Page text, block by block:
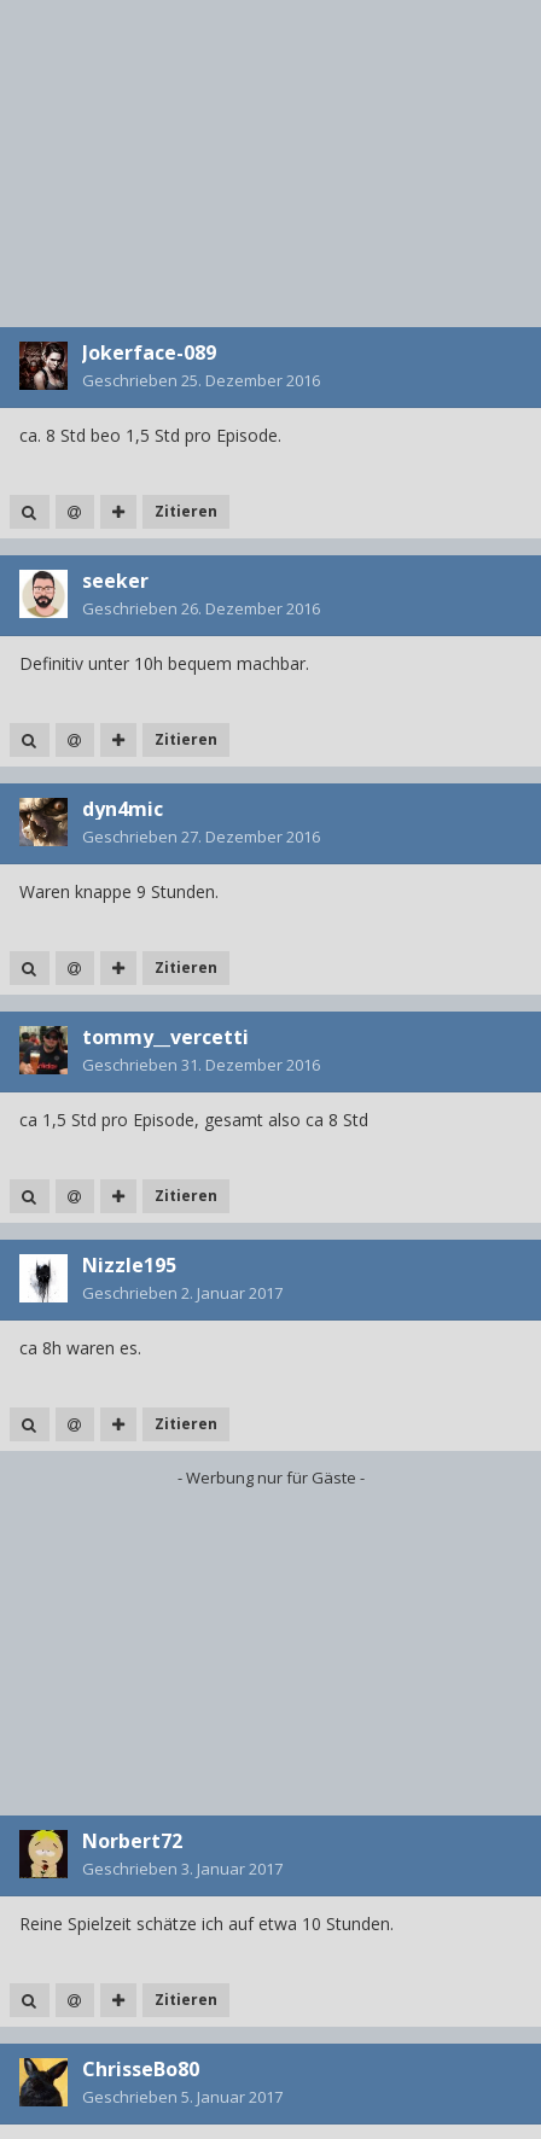
Jokerface-089
Geschrieben 25. Dezember 2016
ca. 8 Std beo 1,5 Std pro Episode.
Zitieren
seeker
Geschrieben 26. Dezember 2016
Definitiv unter 10h bequem machbar.
Zitieren
dyn4mic
Geschrieben 27. Dezember 2016
Waren knappe 9 Stunden.
Zitieren
tommy__vercetti
Geschrieben 31. Dezember 2016
ca 1,5 Std pro Episode, gesamt also ca 8 Std
Zitieren
Nizzle195
Geschrieben 2. Januar 2017
ca 8h waren es.
Zitieren
- Werbung nur für Gäste -
Norbert72
Geschrieben 3. Januar 2017
Reine Spielzeit schätze ich auf etwa 10 Stunden.
Zitieren
ChrisseBo80
Geschrieben 5. Januar 2017